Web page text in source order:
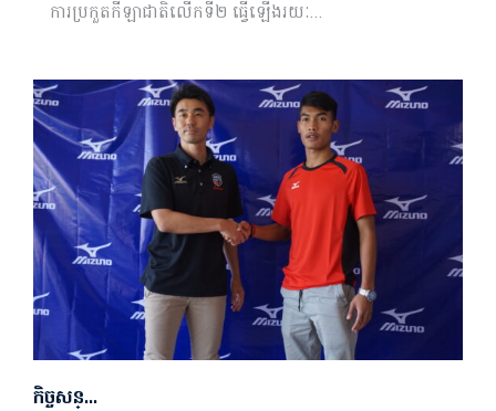
ការប្រកួតកីឡាជាតិលើកទី២ ធ្វើឡើងរយៈ…
កិច្ចសន្…